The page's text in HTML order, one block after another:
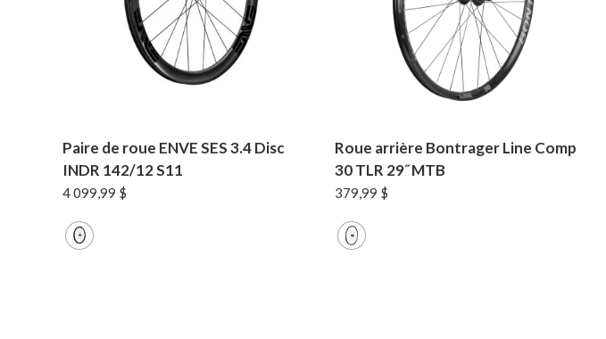
Paire de roue ENVE SES 3.4 Disc
INDR 142/12 S11
4 099,99 $
Roue arrière Bontrager Line Comp
30 TLR 29˝ MTB
379,99 $